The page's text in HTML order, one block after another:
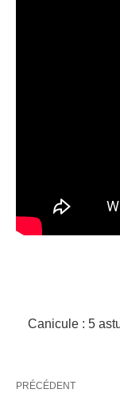
Canicule : 5
PRÉCÉDENT